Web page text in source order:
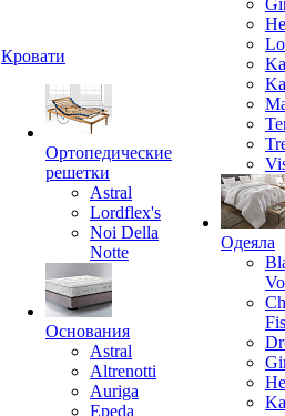
Кровати
Ортопедические
решетки
Astral
Lordflex's
Noi Della
Notte
Основания
Astral
Altrenotti
Auriga
Epeda
Одеяла